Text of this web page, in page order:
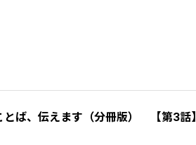
ば、伝えます（分冊版） 【第3話】